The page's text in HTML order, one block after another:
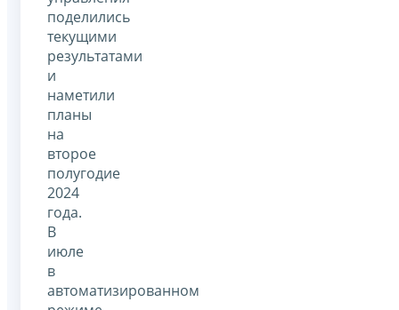
поделились
текущими
результатами
и
наметили
планы
на
второе
полугодие
2024
года.
В
июле
в
автоматизированном